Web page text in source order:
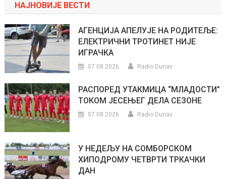
НАЈНОВИЈЕ ВЕСТИ
АГЕНЦИЈА АПЕЛУЈЕ НА РОДИТЕЉЕ:
ЕЛЕКТРИЧНИ ТРОТИНЕТ НИЈЕ
ИГРАЧКА
07.08.2026. Radio Dunav
РАСПОРЕД УТАКМИЦА “МЛАДОСТИ”
ТОКОМ ЈЕСЕЊЕГ ДЕЛА СЕЗОНЕ
07.08.2026. Radio Dunav
У НЕДЕЉУ НА СОМБОРСКОМ
ХИПОДРОМУ ЧЕТВРТИ ТРКАЧКИ
ДАН